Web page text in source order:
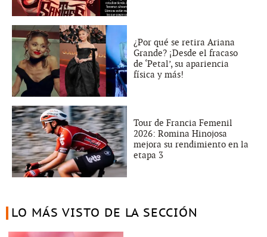
¿Por qué se retira Ariana
Grande? ¡Desde el fracaso
de ‘Petal’, su apariencia
física y más!
Tour de Francia Femenil
2026: Romina Hinojosa
mejora su rendimiento en la
etapa 3
LO MÁS VISTO DE LA SECCIÓN